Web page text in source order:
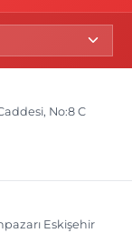
No:8 C
Eskişehir